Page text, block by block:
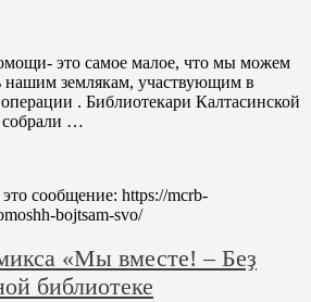
это самое малое, что мы можем
нашим землякам, участвующим в
. Библиотекари Калтасинской
собрали …
сообщение: https://mcrb-
bojtsam-svo/
«Мы вместе! – Беҙ
библиотеке